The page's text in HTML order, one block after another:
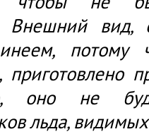
Внешний
потому
приготовлено
оно не
льда, видимых